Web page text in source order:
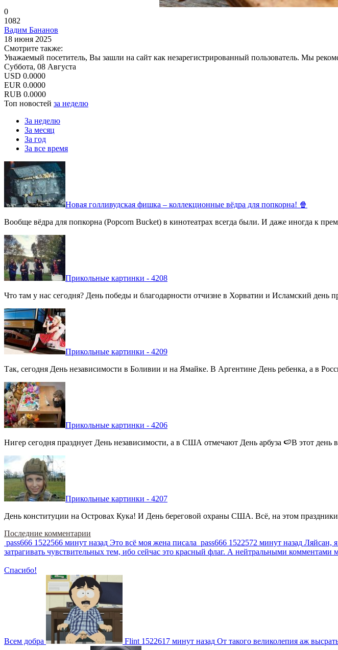
0
1082
Вадим Бананов
18 июня 2025
Смотрите также:
Уважаемый посетитель, Вы зашли на сайт как незарегистрированный пользователь. Мы
Суббота, 08 Августа
USD 0.0000
EUR 0.0000
RUB 0.0000
Топ новостей за неделю
За неделю
За месяц
За год
За все время
Новая голливудская фишка – коллекционные вёдра для попкорна! 🍿
Вообще вёдра для попкорна (Popcorn Bucket) в кинотеатрах всегда были. И даже иногда к
Прикольные картинки - 4208
Что там у нас сегодня? День победы и благодарности отчизне в Хорватии и Исламский
Прикольные картинки - 4209
Так, сегодня День независимости в Боливии и на Ямайке. В Аргентине День ребенка, а в
Прикольные картинки - 4206
Нигер сегодня празднует День независимости, а в США отмечают День арбуза 🍉В этот день
Прикольные картинки - 4207
День конституции на Островах Кука! И День береговой охраны США. Всё, на этом
Последние комментарии
pass666 1522566 минут назад Это всё моя жена писала pass666 1522572 минут назад Ляйсан,
затрагивать чувствительных тем, ибо сейчас это красный флаг. А нейтральными
Спасибо!
Всем добра Flint 1522617 минут назад От такого великолепия аж